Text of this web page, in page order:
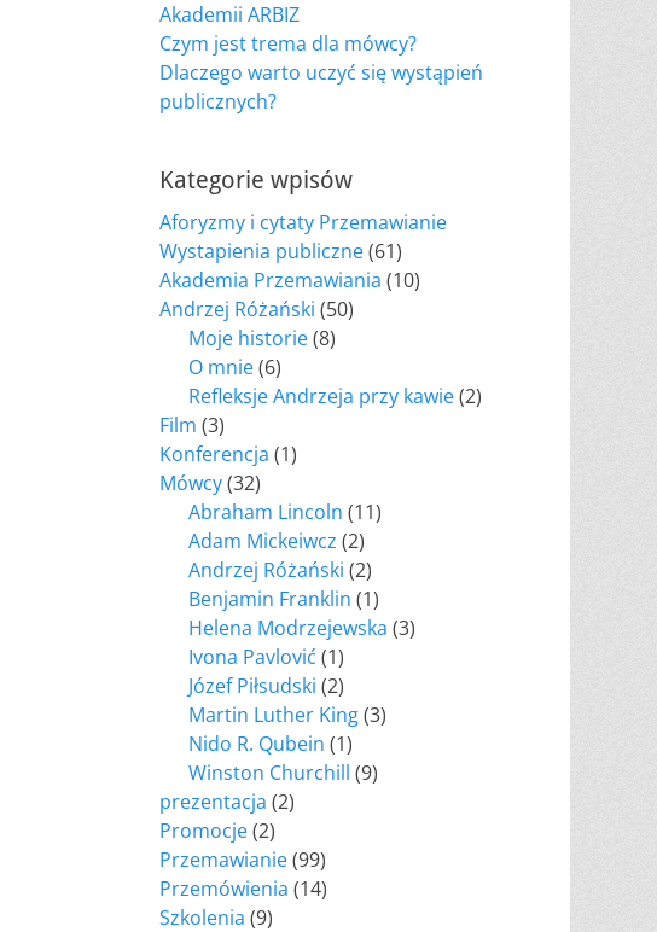
Akademii ARBIZ
Czym jest trema dla mówcy?
Dlaczego warto uczyć się wystąpień
publicznych?
Kategorie wpisów
Aforyzmy i cytaty Przemawianie
Wystapienia publiczne(61)
Akademia Przemawiania (10)
Andrzej Różański (50)
Moje historie(8)
O mnie(6)
Refleksje Andrzeja przy kawie(2)
Film (3)
Konferencja (1)
Mówcy(32)
Abraham Lincoln (11)
Adam Mickeiwcz (2)
Andrzej Różański (2)
Benjamin Franklin (1)
Helena Modrzejewska (3)
Ivona Pavlović (1)
Józef Piłsudski (2)
Martin Luther King(3)
Nido R. Qubein (1)
Winston Churchill (9)
prezentacja (2)
Promocje(2)
Przemawianie(99)
Przemówienia (14)
Szkolenia (9)